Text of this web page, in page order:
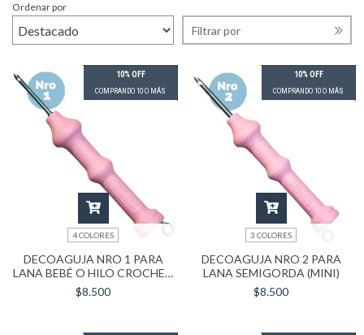
Ordenar por
Filtrar por
10% OFF
COMPRANDO 10 O MÁS
4 COLORES
DECOAGUJA NRO 1 PARA
LANA BEBÉ O HILO CROCHET
FINO (FINA)
$8.500
10% OFF
COMPRANDO 10 O MÁS
3 COLORES
DECOAGUJA NRO 2 PARA
LANA SEMIGORDA (MINI)
$8.500